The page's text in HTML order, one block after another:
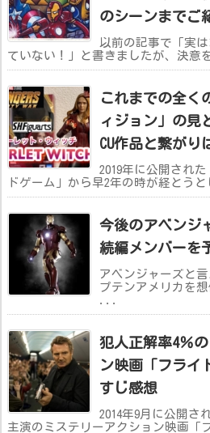
のシーンまでご
以前の記事で「実
ていない！」と書きましたが、決
これまでの全く
ィジョン」の見
CU作品と繋がり
2019年に公開され
ドゲーム」から早2年の時が経とう
今後のアベンジ
続編メンバーを
アベンジャーズと
プテンアメリカを
...
犯人正解率4％
ン映画「フライ
すじ感想
2014年9月に公開さ
主演のミステリーアクション映画